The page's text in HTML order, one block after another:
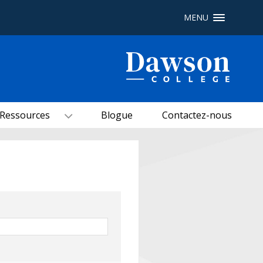
MENU
Ressources Blogue Contactez-nous
Recherche sur le site
Recherche de personnes
EN